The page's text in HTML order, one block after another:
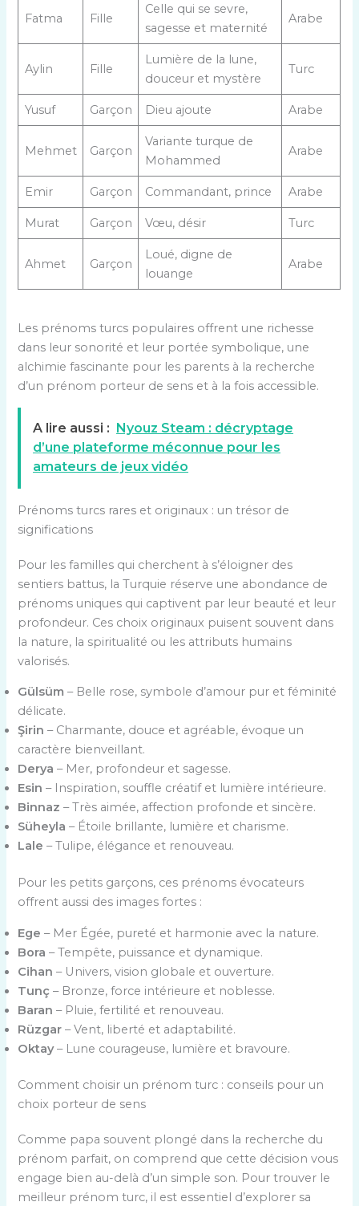
Fatma Fille
Celle qui se sevre,
sagesse et maternité
Arabe
Aylin Fille
Lumière de la lune,
douceur et mystère
Turc
Yusuf Garçon Dieu ajoute Arabe
Mehmet Garçon
Variante turque de
Mohammed
Arabe
Emir Garçon Commandant, prince Arabe
Murat Garçon Vœu, désir Turc
Ahmet Garçon
Loué, digne de
louange
Arabe
Les prénoms turcs populaires offrent une richesse
dans leur sonorité et leur portée symbolique, une
alchimie fascinante pour les parents à la recherche
d’un prénom porteur de sens et à la fois accessible.
A lire aussi :
Nyouz Steam : décryptage
d’une plateforme méconnue pour les
amateurs de jeux vidéo
Prénoms turcs rares et originaux : un trésor de
significations
Pour les familles qui cherchent à s’éloigner des
sentiers battus, la Turquie réserve une abondance de
prénoms uniques qui captivent par leur beauté et leur
profondeur. Ces choix originaux puisent souvent dans
la nature, la spiritualité ou les attributs humains
valorisés.
Gülsüm – Belle rose, symbole d’amour pur et féminité
délicate.
Şirin – Charmante, douce et agréable, évoque un
caractère bienveillant.
Derya – Mer, profondeur et sagesse.
Esin – Inspiration, souffle créatif et lumière intérieure.
Binnaz – Très aimée, affection profonde et sincère.
Süheyla – Étoile brillante, lumière et charisme.
Lale – Tulipe, élégance et renouveau.
Pour les petits garçons, ces prénoms évocateurs
offrent aussi des images fortes :
Ege – Mer Égée, pureté et harmonie avec la nature.
Bora – Tempête, puissance et dynamique.
Cihan – Univers, vision globale et ouverture.
Tunç – Bronze, force intérieure et noblesse.
Baran – Pluie, fertilité et renouveau.
Rüzgar – Vent, liberté et adaptabilité.
Oktay– Lune courageuse, lumière et bravoure.
Comment choisir un prénom turc : conseils pour un
choix porteur de sens
Comme papa souvent plongé dans la recherche du
prénom parfait, on comprend que cette décision vous
engage bien au-delà d’un simple son. Pour trouver le
meilleur prénom turc, il est essentiel d’explorer sa